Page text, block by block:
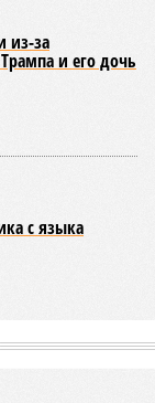
ошибок) –
графика
работ.
на
на площадке,
ещё даже не
перестали